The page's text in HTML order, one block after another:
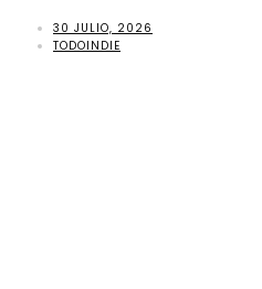
30 JULIO, 2026
TODOINDIE